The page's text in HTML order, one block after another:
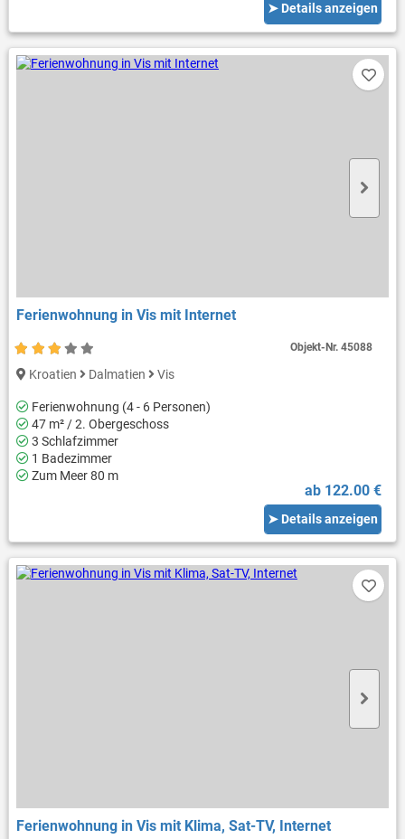
➤ Details anzeigen
Ferienwohnung in Vis mit Internet
Kroatien Dalmatien Vis
Ferienwohnung (4 - 6 Personen)
47 m² / 2. Obergeschoss
3 Schlafzimmer
1 Badezimmer
Zum Meer 80 m
ab 122.00 €
➤ Details anzeigen
Objekt-Nr.45088
Ferienwohnung in Vis mit Klima, Sat-TV, Internet